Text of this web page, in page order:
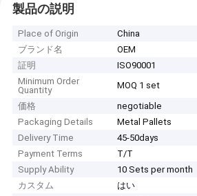
製品の説明
Place of Origin
China
ブランド名
OEM
証明
ISO90001
Minimum Order
Quantity
MOQ 1 set
価格
negotiable
Packaging Details
Metal Pallets
Delivery Time
45-50days
Payment Terms
T/T
Supply Ability
10 Sets per month
カスタム
はい